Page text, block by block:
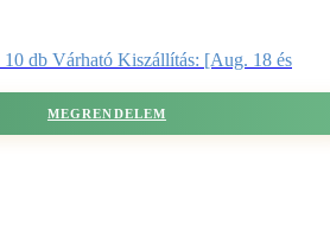
10 db Várható Kiszállítás: [Aug. 18 és
MEGRENDELEM